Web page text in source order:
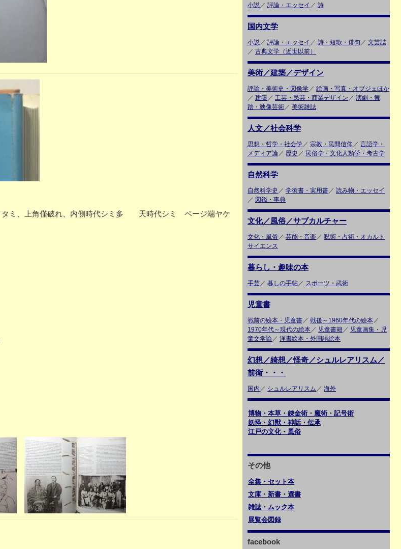
ミ、上角僅破れ、内側時代シミ多 天時代シミ ページ端ヤケ
小説／ 評論・エッセイ ／ 詩
国内文学
小説／ 評論・エッセイ ／ 詩・短歌・俳句 ／ 文芸誌
／ 古典文学（近世以前）
美術／建築／デザイン
評論・美術史・図像学／ 絵画・写真・オブジェほか
／ 建築／ 工芸・民芸・商業デザイン ／ 演劇・舞
踏・映像芸術／ 美術雑誌
人文／社会科学
思想・哲学・社会学／ 宗教・民間信仰 ／ 言語学・
メディア論／ 歴史 ／ 民俗学・文化人類学・考古学
自然科学
自然科学史 ／ 学術書・実用書／ 読み物・エッセイ
／ 図鑑・事典
文化／風俗／サブカルチャー
文化・風俗／ 芸能・音楽 ／ 呪術・占術・オカルト
サイエンス
暮らし・趣味の本
手芸／ 暮しの手帖／ スポーツ・武術
児童書
戦前の絵本・児童書／ 戦後～1960年代の絵本／
1970年代～現代の絵本／ 児童書籍／ 児童画集・児
童文学論／ 洋書絵本・外国語絵本
幻想／綺想／怪奇／シュルレアリスム／
前衛・・・
国内 ／ シュルレアリスム ／ 海外
博物・本草・錬金術・魔術・記号術
妖怪・幻獣・神話・伝承
江戸の文化・風俗
その他
全集・セット本
文庫・新書・選書
雑誌・ムック本
展覧会図録
facebook